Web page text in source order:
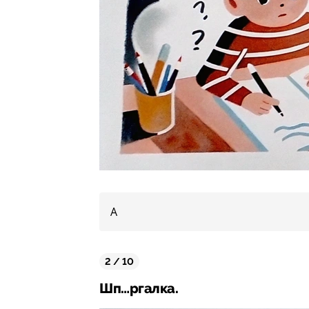
А
2 / 10
Шп…ргалка.